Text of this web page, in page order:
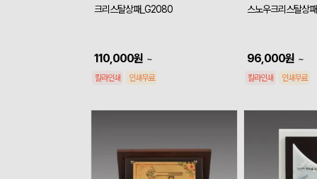
크리스탈상패_G2080
110,000원 ~
칼라인쇄 인쇄무료
스노우크리스탈상
96,000원 ~
칼라인쇄 인쇄무료